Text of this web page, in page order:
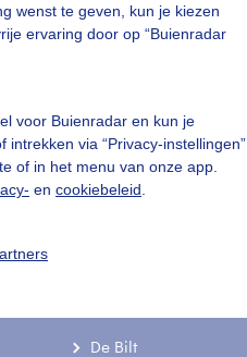
wenst te geven, kun je kiezen
ervaring door op “Buienradar
voor Buienradar en kun je
intrekken via “Privacy-instellingen”
of in het menu van onze app.
en cookiebeleid
De Bilt